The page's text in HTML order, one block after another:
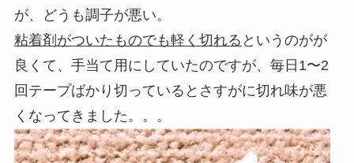
が、どうも調子が悪い。
粘着剤がついたものでも軽く切れる というのがが
良くて、手当て用にしていたのですが、毎日1〜2
回テープばかり切っているとさすがに切れ味が悪
くなってきました。。。